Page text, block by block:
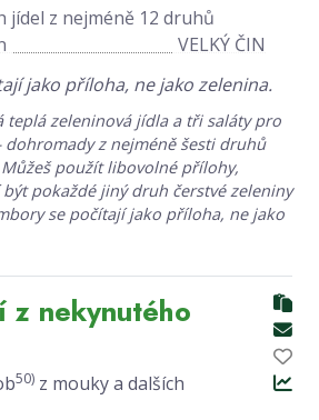
jídel z nejméně 12 druhů
VELKÝ ČIN
jako příloha, ne jako zelenina.
zeleninová jídla a tři saláty pro
dohromady z nejméně šesti druhů
použít libovolné přílohy,
pokaždé jiný druh čerstvé zeleniny
se počítají jako příloha, ne jako
z nekynutého
50) z mouky a dalších